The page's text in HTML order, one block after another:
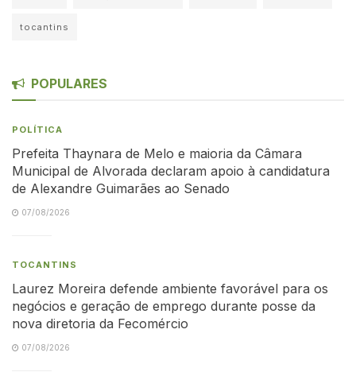
tocantins
POPULARES
POLÍTICA
Prefeita Thaynara de Melo e maioria da Câmara
Municipal de Alvorada declaram apoio à candidatura
de Alexandre Guimarães ao Senado
07/08/2026
TOCANTINS
Laurez Moreira defende ambiente favorável para os
negócios e geração de emprego durante posse da
nova diretoria da Fecomércio
07/08/2026